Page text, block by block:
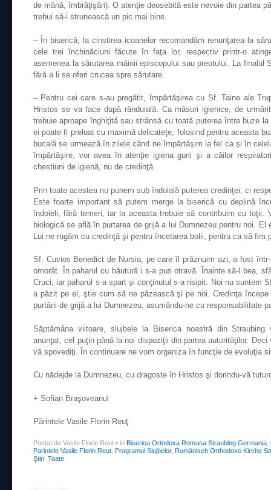
de mână, îmbrăţişări). O atenţie deosebită este nevoie din partea
trebui să-i strunească un pic mai bine.
– În biserică, la cinstirea icoanelor recomandăm renunţarea la
cele trei închinăciuni făcute în faţa lor, respectiv printr-o
asemenea la sărutarea mâinii episcopului sau preotului. La finalul
fără a li se oferi crucea spre sărutare.
– Pentru cei care s-au pregătit, împărtăşirea cu Sf. Taine ale
Hristos se va face după rânduială. Ca măsuri igienice, de
trebuie aproape înghiţită sau strânsă cu toată puterea între buze
ei poate fi preluat cu maximă delicateţe, folosind pentru aceasta
bucală se urmează în zilele când ne împărtăşim la fel ca şi în
împărtăşire, vor avea în atenţie igiena gurii şi a căilor
chestiuni de igienă, nu de credinţă.
Prin toate acestea nu punem sub îndoială puterea credinţei, ci
Este foarte important să putem merge la biserică cu deplină
îndoieli, fără temeri, iar la aceasta trebuie să contribuim cu toţii.
biologică se află în purtarea de grijă a lui Dumnezeu pentru noi.
Lui ne rugăm cu credinţă şi pentru încetarea bolii, pentru ca să fim
Sf. Cuvios Benedict de Nursia, pe care îl prăznuim azi, a fost
omorât. În paharul cu băutură i s-a pus otravă. Înainte să-l bea,
Cruci, iar paharul s-a spart şi conţinutul s-a risipit. Noi nu suntem
a păzit pe el, ştie cum să ne păzească şi pe noi. Credinţa
purtării de grijă a lui Dumnezeu, asumându-ne cu responsabilitate
Săptămâna viitoare, slujbele la Biserica noastră din
anunţat, cel puţin până la noi dispoziţii din partea autorităţilor.
vă spovediţi. În continuare ne vom organiza în funcţie de evoluţia
Cu nădejde la Dumnezeu, cu dragoste în Hristos şi dorindu-vă
+ Sofian Braşoveanul
Părintele Vasile Florin Reuţ
Postat de Vasile Florin Reut • in Biserica Ortodoxa Romana Straubing Germania
Parintele Vasile Florin Reut Programul Slujbelor, Rumänisch Orthodoxe Kirche
Ştiri Toate